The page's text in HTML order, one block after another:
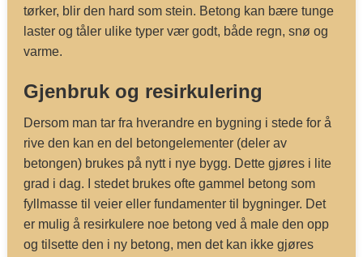
tørker, blir den hard som stein. Betong kan bære tunge
laster og tåler ulike typer vær godt, både regn, snø og
varme.
Gjenbruk og resirkulering
Dersom man tar fra hverandre en bygning i stede for å
rive den kan en del betongelementer (deler av
betongen) brukes på nytt i nye bygg. Dette gjøres i lite
grad i dag. I stedet brukes ofte gammel betong som
fyllmasse til veier eller fundamenter til bygninger. Det
er mulig å resirkulere noe betong ved å male den opp
og tilsette den i ny betong, men det kan ikke gjøres